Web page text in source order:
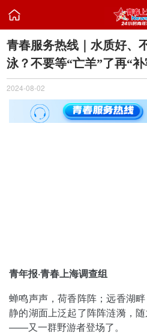

青春服务热线｜水质好、
泳？不要等“亡羊”了再“补
2024-08-02
青年报·青春上海调查组
蝉鸣声声，荷香阵阵；远香湖
静的湖面上泛起了阵阵涟漪，
——又一群野游者登场了。